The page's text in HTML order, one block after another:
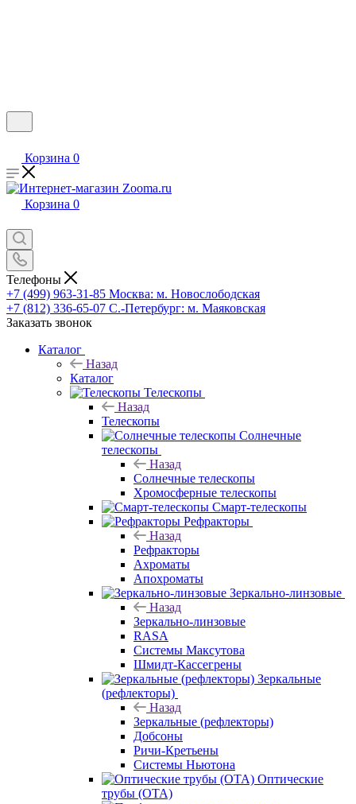
Корзина 0
Корзина 0
Телефоны
+7 (499) 963-31-85 Москва: м. Новослободская
+7 (812) 336-65-07 С.-Петербург: м. Маяковская
Заказать звонок
Каталог
Назад
Каталог
Телескопы
Назад
Телескопы
Солнечные
телескопы
Назад
Солнечные телескопы
Хромосферные телескопы
Смарт-телескопы
Рефракторы
Назад
Рефракторы
Ахроматы
Апохроматы
Зеркально-линзовые
Назад
Зеркально-линзовые
RASA
Системы Максутова
Шмидт-Кассегрены
Зеркальные
(рефлекторы)
Назад
Зеркальные (рефлекторы)
Добсоны
Ричи-Кретьены
Системы Ньютона
Оптические
трубы (OTA)